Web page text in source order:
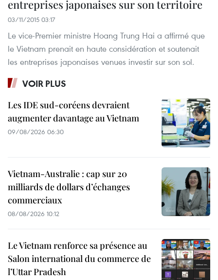
entreprises japonaises sur son territoire
03/11/2015 03:17
Le vice-Premier ministre Hoang Trung Hai a affirmé que
le Vietnam prenait en haute considération et soutenait
les entreprises japonaises venues investir sur son sol.
VOIR PLUS
Les IDE sud-coréens devraient
augmenter davantage au Vietnam
09/08/2026 06:30
Vietnam-Australie : cap sur 20
milliards de dollars d’échanges
commerciaux
08/08/2026 10:12
Le Vietnam renforce sa présence au
Salon international du commerce de
l’Uttar Pradesh